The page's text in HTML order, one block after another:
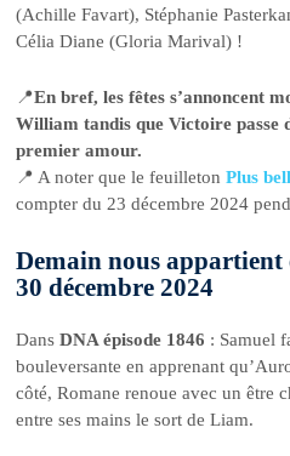
(Achille Favart), Stéphanie
Célia Diane (Gloria Marival) !
📍En bref, les fêtes s’annoncent
William tandis que Victoire passe
premier amour.
📍 A noter que le feuilletonPlus
compter du 23 décembre 2024
Demain nous appartient
30 décembre 2024
DansDNA épisode 1846 : Samuel
bouleversante en apprenant
côté, Romane renoue avec un être
entre ses mains le sort de Liam.